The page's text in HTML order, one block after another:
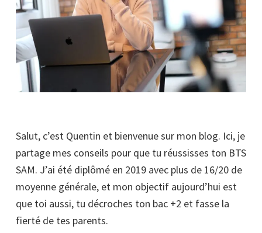
Salut, c’est Quentin et bienvenue sur mon blog. Ici, je
partage mes conseils pour que tu réussisses ton BTS
SAM. J’ai été diplômé en 2019 avec plus de 16/20 de
moyenne générale, et mon objectif aujourd’hui est
que toi aussi, tu décroches ton bac +2 et fasse la
fierté de tes parents.